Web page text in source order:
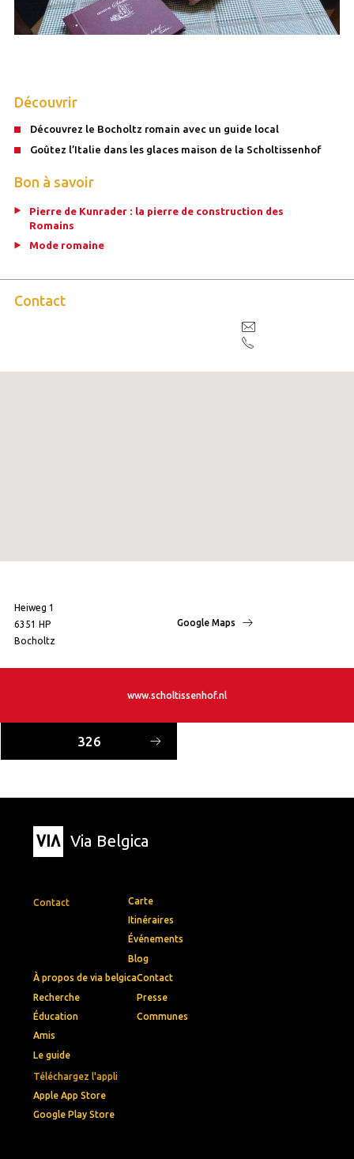
Découvrir
Découvrez le Bocholtz romain avec un guide local
Goûtez l’Italie dans les glaces maison de la Scholtissenhof
Bon à savoir
Pierre de Kunrader : la pierre de construction des
Romains
Mode romaine
Contact
Heiweg 1
6351 HP
Bocholtz
Google Maps
www.scholtissenhof.nl
326
Via Belgica
Contact
Téléchargez l'appli
Apple App Store
Google Play Store
Carte
Itinéraires
Événements
Blog
À propos de via belgica
Recherche
Éducation
Amis
Le guide
Contact
Presse
Communes